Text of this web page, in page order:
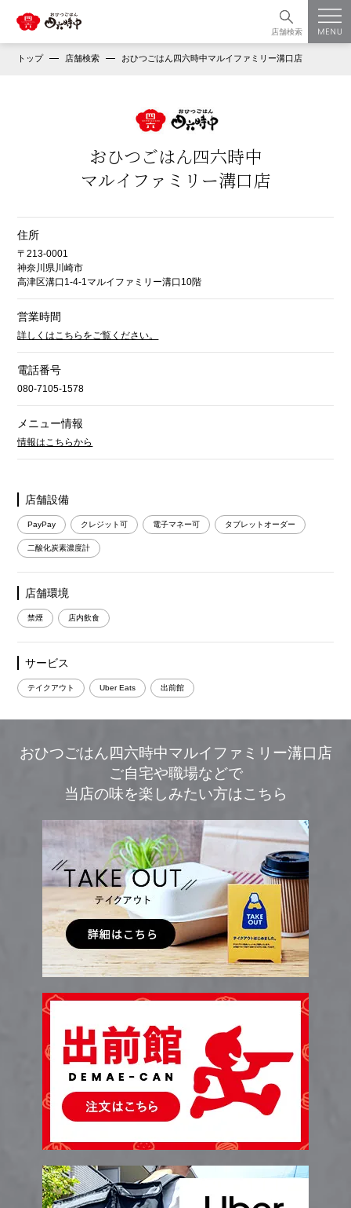
店舗検索
トップ 店舗検索 おひつごはん四六時中マルイファミリー溝口店
おひつごはん四六時中
マルイファミリー溝口店
住所
〒213-0001
神奈川県川崎市
高津区溝口1-4-1マルイファミリー溝口10階
営業時間
詳しくはこちらをご覧ください。
電話番号
080-7105-1578
メニュー情報
情報はこちらから
店舗設備
PayPay クレジット可 電子マネー可 タブレットオーダー
二酸化炭素濃度計
店舗環境
禁煙 店内飲食
サービス
テイクアウト Uber Eats 出前館
おひつごはん四六時中マルイファミリー溝口店
ご自宅や職場などで
当店の味を楽しみたい方はこちら